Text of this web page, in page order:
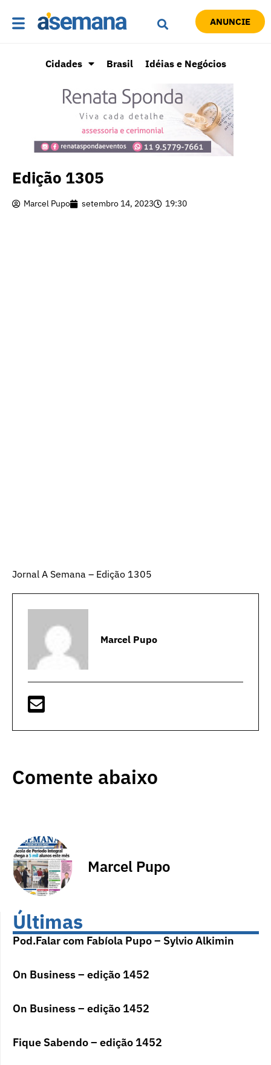
ANUNCIE
Cidades Brasil Idéias e Negócios
Edição 1305
Marcel Pupo setembro 14, 2023 19:30
Jornal A Semana – Edição 1305
Marcel Pupo
Comente abaixo
Marcel Pupo
Últimas
Pod.Falar com Fabíola Pupo – Sylvio Alkimin
On Business – edição 1452
On Business – edição 1452
Fique Sabendo – edição 1452